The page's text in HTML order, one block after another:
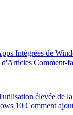
Intégrées de
Comment-
élevée de
10 Comment